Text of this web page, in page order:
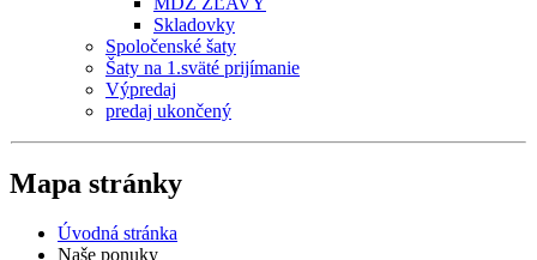
Skladovky
Spoločenské šaty
Šaty na 1.sväté prijímanie
Výpredaj
predaj ukončený
Mapa stránky
Úvodná stránka
Naše ponuky